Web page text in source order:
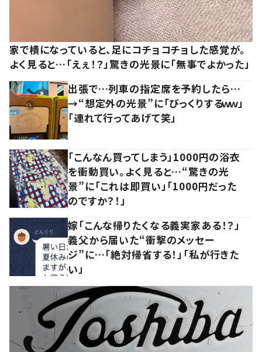
家で横になっていると、足にコチョコチョした感覚が。
よく見ると…「えぇ！？」驚きの光景に「無事でよかった」
出張で…列車の指定席を予約したら…
→“想定外の光景”に「びっくりするｗｗ」
「連れて行ってあげて笑」
「こんなん買ってしまう」1000円の浴衣
を衝動買い。よく見ると…“驚きの光
景”に「これは即買い」「1000円だった
のですか？！」
嫁「こんな帰りたくなる義実家ある！？」
義父から届いた“衝撃のメッセー
ジ”に…「絶対帰省する！」「私が行きた
い」